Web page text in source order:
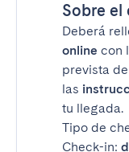
Sobre el
Deberá
online con
prevista
las
tu llegada.
Tipo de
Check-in: